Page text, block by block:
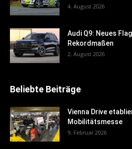
4. August 2026
Audi Q9: Neues
Rekordmaßen
2. August 2026
Beliebte Beiträge
Vienna Drive
Mobilitätsmesse
9. Februar 2026